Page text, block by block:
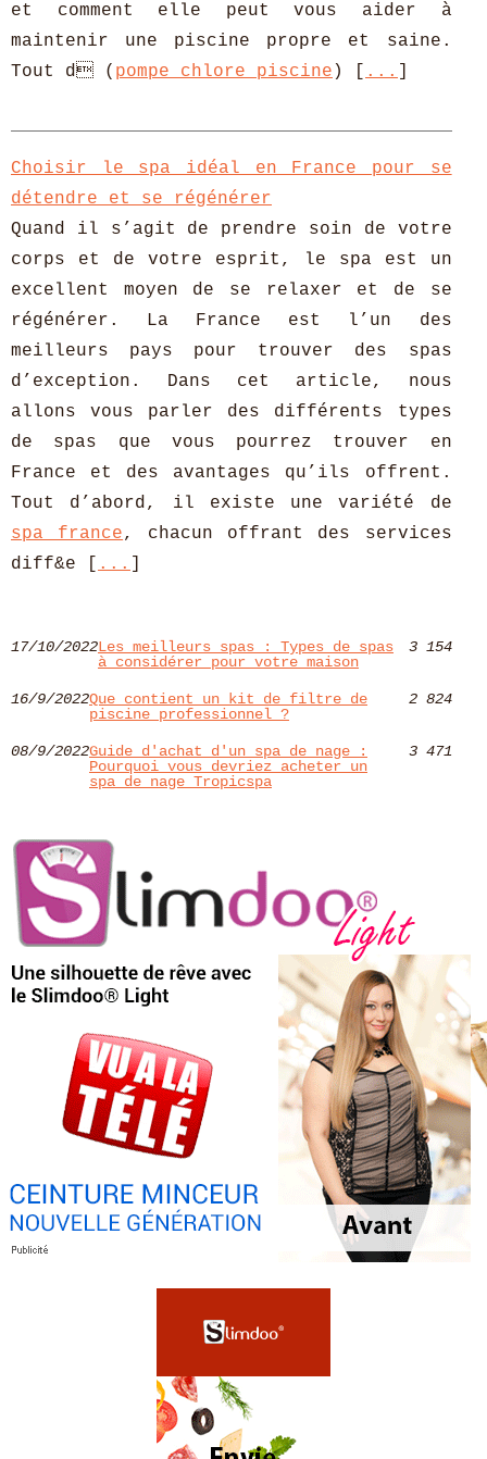
et comment elle peut vous aider à
maintenir une piscine propre et saine.
Tout d ( pompe chlore piscine ) [ ...
Choisir le spa idéal en France pour se
détendre et se régénérer
Quand il s’agit de prendre soin de votre
corps et de votre esprit, le spa est un
excellent moyen de se relaxer et de se
régénérer. La France est l’un des
meilleurs pays pour trouver des spas
d’exception. Dans cet article, nous
allons vous parler des différents types
de spas que vous pourrez trouver en
France et des avantages qu’ils offrent.
Tout d’abord, il existe une variété de
spa france, chacun offrant des services
diff&e [
...
17/10/2022Les meilleurs spas : Types de spas
à considérer pour votre maison
3 154
16/9/2022Que contient un kit de filtre de
piscine professionnel ?
2 824
08/9/2022Guide d'achat d'un spa de nage :
Pourquoi vous devriez acheter un
spa de nage Tropicspa
3 471